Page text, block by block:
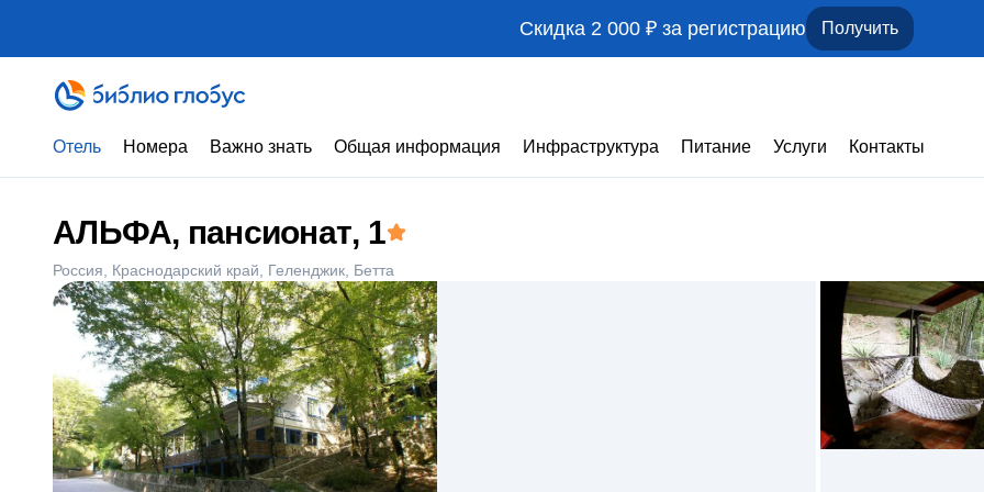
Скидка 2 000 ₽ за регистрацию Получить
Отель Номера Важно знать Общая информация Инфраструктура Питание Услуги Контакты
АЛЬФА, пансионат, 1
Россия Краснодарский край Геленджик Бетта